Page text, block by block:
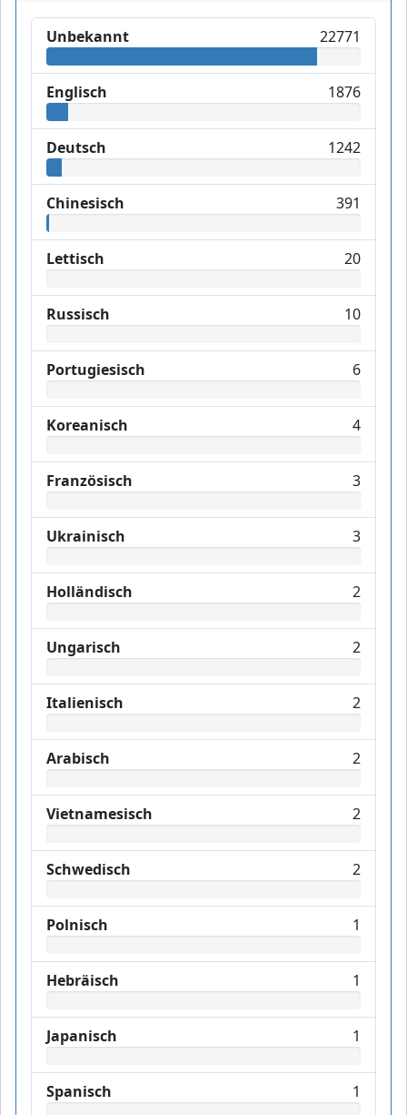
Unbekannt 22771
Englisch 1876
Deutsch 1242
Chinesisch 391
Lettisch 20
Russisch 10
Portugiesisch 6
Koreanisch 4
Französisch 3
Ukrainisch 3
Holländisch 2
Ungarisch 2
Italienisch 2
Arabisch 2
Vietnamesisch 2
Schwedisch 2
Polnisch 1
Hebräisch 1
Japanisch 1
Spanisch 1